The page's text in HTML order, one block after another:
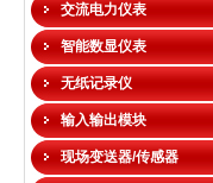
交流电力仪表
智能数显仪表
无纸记录仪
输入输出模块
现场变送器/传感器